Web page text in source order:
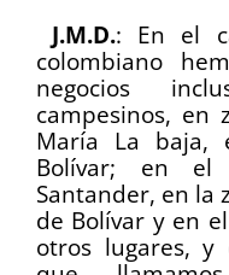
J.M.D.: En el
colombiano
negocios
campesinos, en
María La baja,
Bolívar; en el
Santander, en la
de Bolívar y en
otros lugares, y